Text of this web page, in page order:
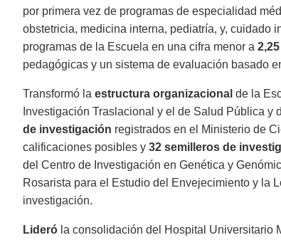
por primera vez de programas de especialidad
obstetricia, medicina interna, pediatría, y, cuidado
programas de la Escuela en una cifra menor a
pedagógicas y un sistema de evaluación basado
Transformó la estructura organizacional de la
Investigación Traslacional y el de Salud Pública
de investigación registrados en el Ministerio de
calificaciones posibles y 32 semilleros de
del Centro de Investigación en Genética y
Rosarista para el Estudio del Envejecimiento y la
investigación.
Lideró la consolidación del Hospital Universitario